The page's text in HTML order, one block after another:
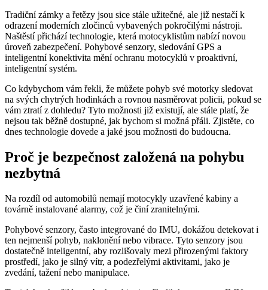
Tradiční zámky a řetězy jsou sice stále užitečné, ale již nestačí k
odrazení moderních zločinců vybavených pokročilými nástroji.
Naštěstí přichází technologie, která motocyklistům nabízí novou
úroveň zabezpečení. Pohybové senzory, sledování GPS a
inteligentní konektivita mění ochranu motocyklů v proaktivní,
inteligentní systém.
Co kdybychom vám řekli, že můžete pohyb své motorky sledovat
na svých chytrých hodinkách a rovnou nasměrovat policii, pokud se
vám ztratí z dohledu? Tyto možnosti již existují, ale stále platí, že
nejsou tak běžně dostupné, jak bychom si možná přáli. Zjistěte, co
dnes technologie dovede a jaké jsou možnosti do budoucna.
Proč je bezpečnost založená na pohybu
nezbytná
Na rozdíl od automobilů nemají motocykly uzavřené kabiny a
továrně instalované alarmy, což je činí zranitelnými.
Pohybové senzory, často integrované do IMU, dokážou detekovat i
ten nejmenší pohyb, naklonění nebo vibrace. Tyto senzory jsou
dostatečně inteligentní, aby rozlišovaly mezi přirozenými faktory
prostředí, jako je silný vítr, a podezřelými aktivitami, jako je
zvedání, tažení nebo manipulace.